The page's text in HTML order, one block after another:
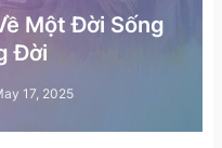
Một Đời Sống
Đời
17, 2025